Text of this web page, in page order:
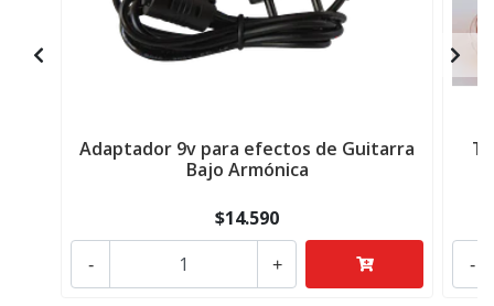
Adaptador 9v para efectos de Guitarra
Bajo Armónica
$14.590
+
- -